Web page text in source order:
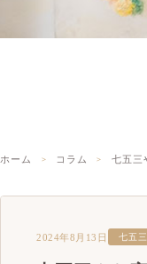
ホーム コラム 七五三
2024年8月13日 七五